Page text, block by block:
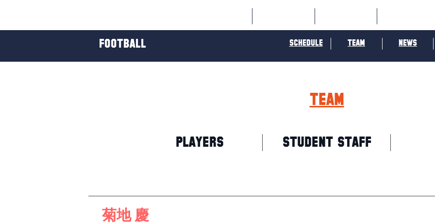
FOOTBALL SCHEDULE TEAM NEWS
TEAM
PLAYERS STUDENT STAFF
菊地 慶